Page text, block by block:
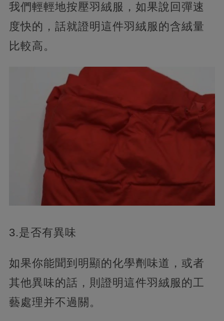
我們輕輕地按壓羽絨服，如果說回彈速
度快的，話就證明這件羽絨服的含絨量
比較高。
3.是否有異味
如果你能聞到明顯的化學劑味道，或者
其他異味的話，則證明這件羽絨服的工
藝處理并不過關。